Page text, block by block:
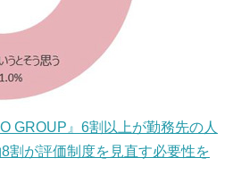
GROUP』6割以上が勤務先の人
割が評価制度を見直す必要性を